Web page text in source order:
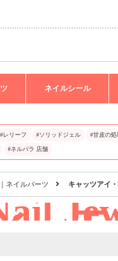
ネイルシール
#レリーフ #ソリッドジェル #甘皮の処
#ネルパラ 店舗
ネイルパーツ キャッツアイ
・